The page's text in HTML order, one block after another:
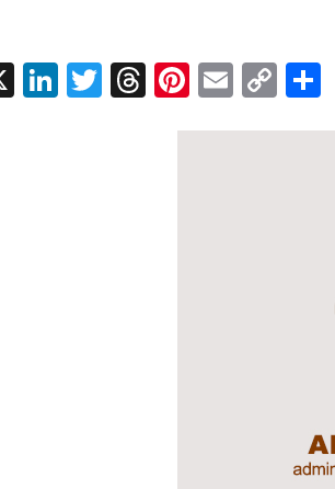
X LinkedIn
Twitter
Threads
Pinterest
Email
Copy
Link